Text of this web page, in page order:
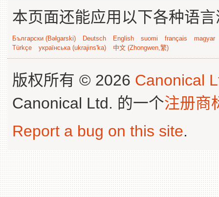
本页面还能应用以下各种语
Български (Bəlgarski) Deutsch English suomi français
magyar
Türkçe
українська (ukrajins'ka) 中文 (Zhongwen,繁)
版权所有 © 2026 Canonical
Canonical Ltd. 的一个注册商
Report a bug on this site.